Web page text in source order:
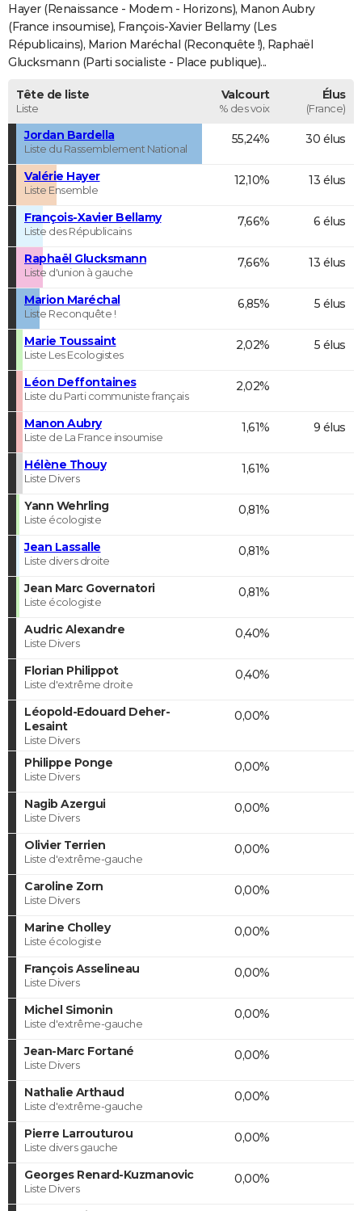
S'inscrire
Se connecter
Lycées
Collèges
Primaires
Universités
Entreprises
Service militaire
Avis de recherche
AVIS DE DÉCÈS
FORUM
Hayer (Renaissance - Modem - Horizons), Manon Aubry
(France insoumise), François-Xavier Bellamy (Les
Républicains), Marion Maréchal (Reconquête !), Raphaël
Glucksmann (Parti socialiste - Place publique)...
Tête de liste
Liste
Valcourt
% des voix
Élus
(France)
Jordan Bardella
Liste du Rassemblement National
55,24% 30 élus
Valérie Hayer
Liste Ensemble
12,10% 13 élus
François-Xavier Bellamy
Liste des Républicains
7,66% 6 élus
Raphaël Glucksmann
Liste d'union à gauche
7,66% 13 élus
Marion Maréchal
Liste Reconquête !
6,85% 5 élus
Marie Toussaint
Liste Les Ecologistes
2,02% 5 élus
Léon Deffontaines
Liste du Parti communiste français
2,02%
Manon Aubry
Liste de La France insoumise
1,61% 9 élus
Hélène Thouy
Liste Divers
1,61%
Yann Wehrling
Liste écologiste
0,81%
Jean Lassalle
Liste divers droite
0,81%
Jean Marc Governatori
Liste écologiste
0,81%
Audric Alexandre
Liste Divers
0,40%
Florian Philippot
Liste d'extrême droite
0,40%
Léopold-Edouard Deher-
Lesaint
Liste Divers
0,00%
Philippe Ponge
Liste Divers
0,00%
Nagib Azergui
Liste Divers
0,00%
Olivier Terrien
Liste d'extrême-gauche
0,00%
Caroline Zorn
Liste Divers
0,00%
Marine Cholley
Liste écologiste
0,00%
François Asselineau
Liste Divers
0,00%
Michel Simonin
Liste d'extrême-gauche
0,00%
Jean-Marc Fortané
Liste Divers
0,00%
Nathalie Arthaud
Liste d'extrême-gauche
0,00%
Pierre Larrouturou
Liste divers gauche
0,00%
Georges Renard-Kuzmanovic
Liste Divers
0,00%